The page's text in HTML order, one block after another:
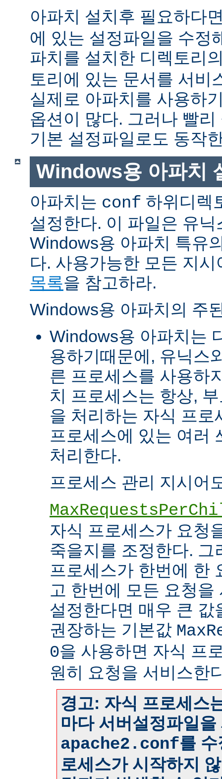
아파치 설치후 필요하다
에 있는 설정파일을 수정
파치를 설치한 디렉토리
토리에 있는 문서를 서비
실제로 아파치를 사용하
옵션이 많다. 그러나 빨
기본 설정파일로도 동작
Windows용 아파치
아파치는 conf 하위디렉
설정한다. 이 파일은 유
Windows용 아파치 특유
다. 사용가능한 모든 지
목록을 참고하라.
Windows용 아파치의 주
Windows용 아파치는
용하기때문에, 유닉스
른 프로세스를 사용하
치 프로세스는 항상,
을 처리하는 자식 프로
프로세스에 있는 여러
처리한다.
프로세스 관리 지시어
자식 프로세스가 요청
죽을지를 조정한다. 그
프로세스가 한번에 한
고 한번에 모든 요청
설정한다면 매우 큰 값
권장하는 기본값
0을 사용하면 자식 프
원히 요청을 서비스한
경고: 자식 프로세스
마다 서버설정파일
apache2.conf를
로세스가 시작하지